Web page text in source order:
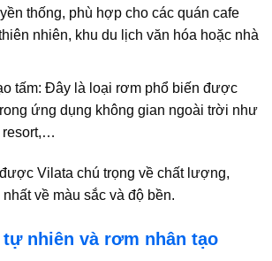
thống, phù hợp cho các quán cafe
nhiên, khu du lịch văn hóa hoặc nhà
tấm: Đây là loại rơm phổ biến được
ứng dụng không gian ngoài trời như
resort,…
Vilata chú trọng về chất lượng,
về màu sắc và độ bền.
nhiên và rơm nhân tạo